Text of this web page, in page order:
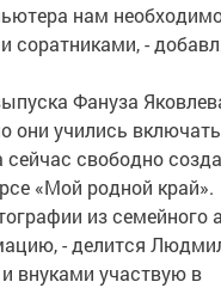
нам
соратниками, -
Фануза
они учились включать
свободно
«Мой родной край».
из семейного
- делится
внуками участвую в